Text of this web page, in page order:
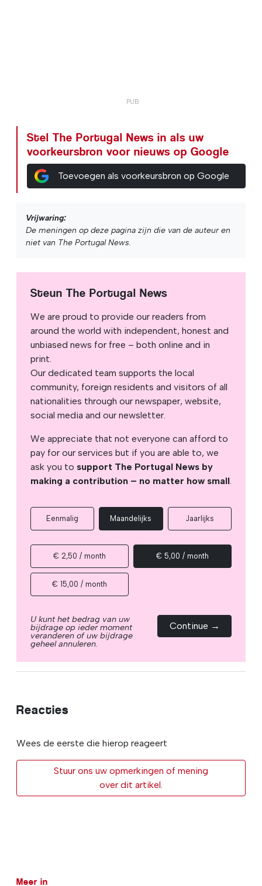
Stel The Portugal News in als uw
voorkeursbron voor nieuws op Google
Toevoegen als voorkeursbron op Google
Vrijwaring:
De meningen op deze pagina zijn die van de auteur en
niet van The Portugal News.
Steun The Portugal News
We are proud to provide our readers from
around the world with independent, honest and
unbiased news for free – both online and in
print.
Our dedicated team supports the local
community, foreign residents and visitors of all
nationalities through our newspaper, website,
social media and our newsletter.
We appreciate that not everyone can afford to
pay for our services but if you are able to, we
ask you to support The Portugal News by
making a contribution – no matter how small.
Eenmalig Maandelijks Jaarlijks
€ 2,50 / month € 5,00 / month
€ 15,00 / month
U kunt het bedrag van uw
bijdrage op ieder moment
veranderen of uw bijdrage
geheel annuleren.
Continue →
Reacties
Wees de eerste die hierop reageert
Stuur ons uw opmerkingen of mening
over dit artikel.
Meer in